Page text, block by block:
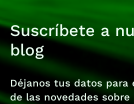
Suscríbete a
blog
Déjanos tus datos para
de las novedades